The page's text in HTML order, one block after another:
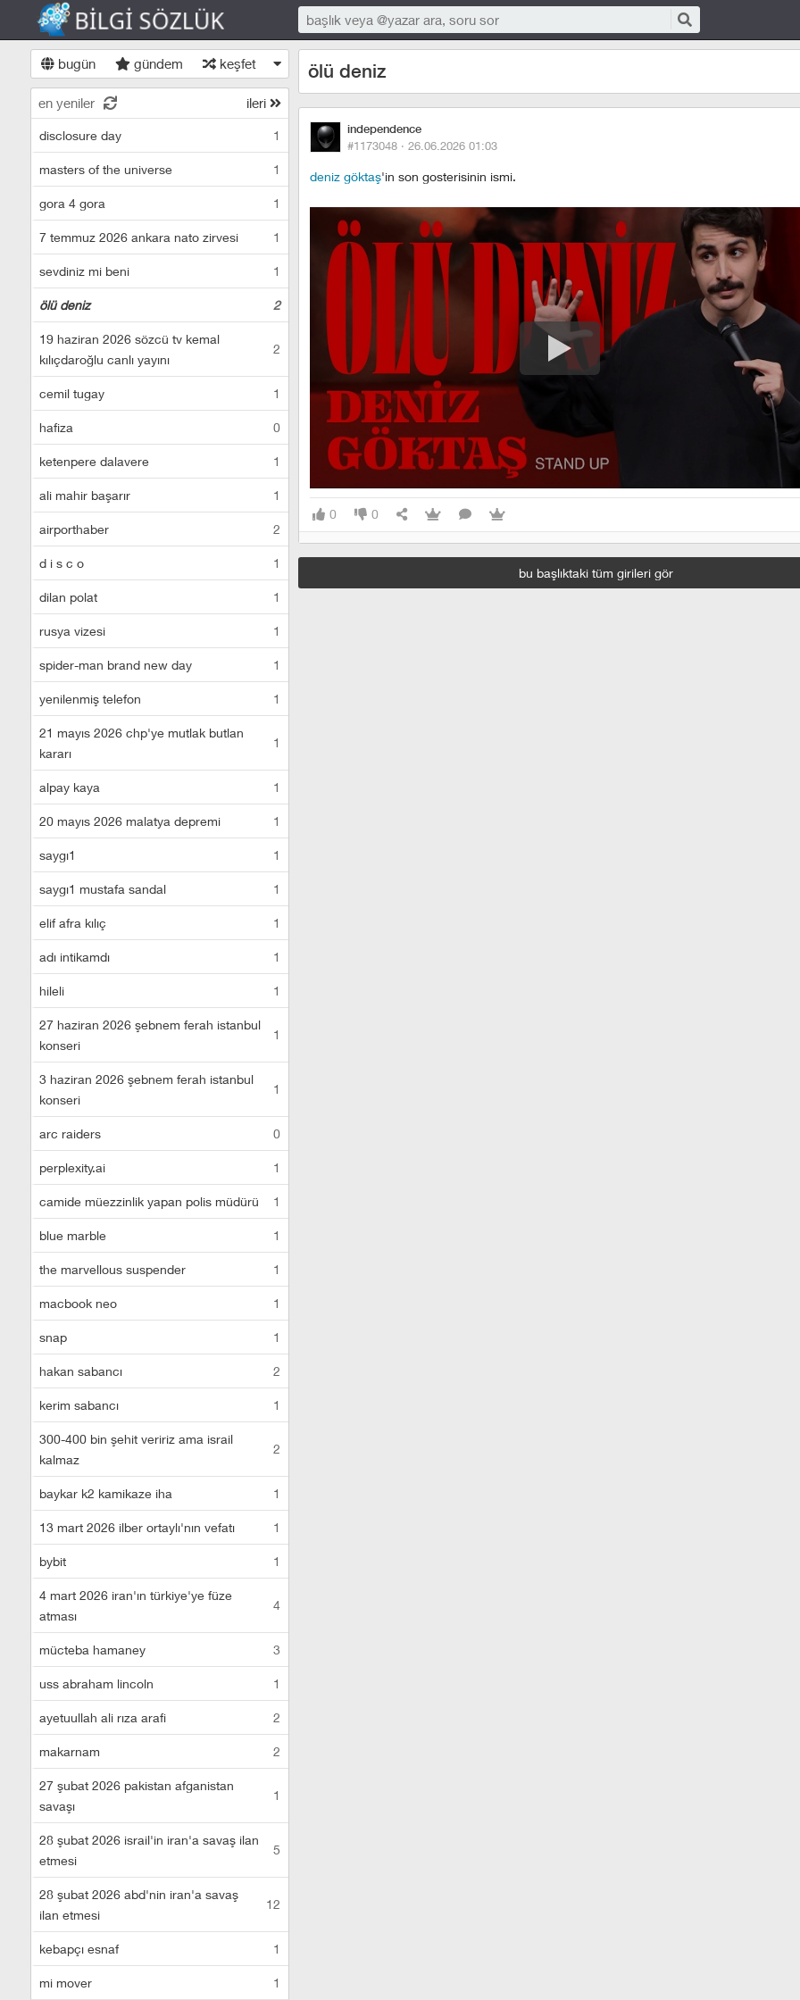
bugün gündem keşfet
en yeniler ileri
disclosure day 1
masters of the universe 1
gora 4 gora 1
7 temmuz 2026 ankara nato zirvesi 1
sevdiniz mi beni 1
ölü deniz 2
19 haziran 2026 sözcü tv kemal
kılıçdaroğlu canlı yayını
2
cemil tugay 1
hafiza 0
ketenpere dalavere 1
ali mahir başarır 1
airporthaber 2
d i s c o 1
dilan polat 1
rusya vizesi 1
spider-man brand new day 1
yenilenmiş telefon 1
21 mayıs 2026 chp'ye mutlak butlan
kararı
1
alpay kaya 1
20 mayıs 2026 malatya depremi 1
saygı1 1
saygı1 mustafa sandal 1
elif afra kılıç 1
adı intikamdı 1
hileli 1
27 haziran 2026 şebnem ferah istanbul
konseri
1
3 haziran 2026 şebnem ferah istanbul
konseri
1
arc raiders 0
perplexity.ai 1
camide müezzinlik yapan polis müdürü 1
blue marble 1
the marvellous suspender 1
macbook neo 1
snap 1
hakan sabancı 2
kerim sabancı 1
300-400 bin şehit veririz ama israil
kalmaz
2
baykar k2 kamikaze iha 1
13 mart 2026 ilber ortaylı'nın vefatı 1
bybit 1
4 mart 2026 iran'ın türkiye'ye füze
atması
4
mücteba hamaney 3
uss abraham lincoln 1
ayetuullah ali rıza arafi 2
makarnam 2
27 şubat 2026 pakistan afganistan
savaşı
1
28 şubat 2026 israil'in iran'a savaş ilan
etmesi
5
28 şubat 2026 abd'nin iran'a savaş
ilan etmesi
12
kebapçı esnaf 1
mi mover 1
ölü deniz
independence
#1173048 · 26.06.2026 01:03
deniz göktaş'in son gosterisinin ismi.
0 0
bu başlıktaki tüm girileri gör